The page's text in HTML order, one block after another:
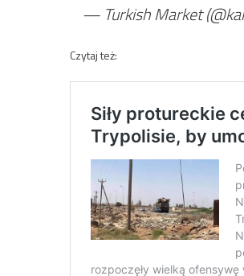
— Turkish Market
Czytaj też: